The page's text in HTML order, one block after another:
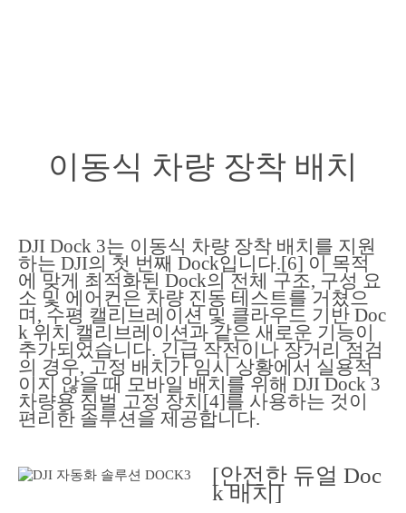
이동식 차량 장착 배치
DJI Dock 3는 이동식 차량 장착 배치를 지원
하는 DJI의 첫 번째 Dock입니다.[6] 이 목적
에 맞게 최적화된 Dock의 전체 구조, 구성 요
소 및 에어컨은 차량 진동 테스트를 거쳤으
며, 수평 캘리브레이션 및 클라우드 기반 Doc
k 위치 캘리브레이션과 같은 새로운 기능이
추가되었습니다. 긴급 작전이나 장거리 점검
의 경우, 고정 배치가 임시 상황에서 실용적
이지 않을 때 모바일 배치를 위해 DJI Dock 3
차량용 짐벌 고정 장치[4]를 사용하는 것이
편리한 솔루션을 제공합니다.
[안전한 듀얼 Doc
k 배치]